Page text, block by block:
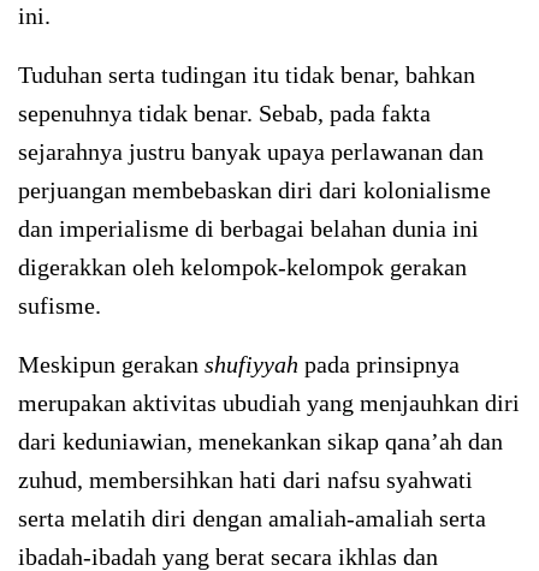
ini.
Tuduhan serta tudingan itu tidak benar, bahkan
sepenuhnya tidak benar. Sebab, pada fakta
sejarahnya justru banyak upaya perlawanan dan
perjuangan membebaskan diri dari kolonialisme
dan imperialisme di berbagai belahan dunia ini
digerakkan oleh kelompok-kelompok gerakan
sufisme.
Meskipun gerakan shufiyyah pada prinsipnya
merupakan aktivitas ubudiah yang menjauhkan diri
dari keduniawian, menekankan sikap qana’ah dan
zuhud, membersihkan hati dari nafsu syahwati
serta melatih diri dengan amaliah-amaliah serta
ibadah-ibadah yang berat secara ikhlas dan